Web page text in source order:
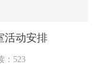
活动安排
： 523